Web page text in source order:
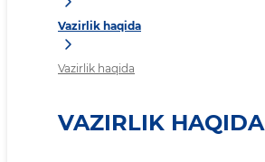
Vazirlik haqida
Vazirlik haqida
VAZIRLIK HAQIDA